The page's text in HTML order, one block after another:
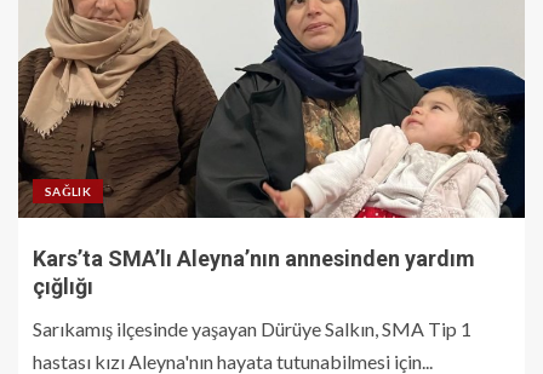
SAĞLIK
Kars’ta SMA’lı Aleyna’nın annesinden yardım
çığlığı
Sarıkamış ilçesinde yaşayan Dürüye Salkın, SMA Tip 1
hastası kızı Aleyna'nın hayata tutunabilmesi için...